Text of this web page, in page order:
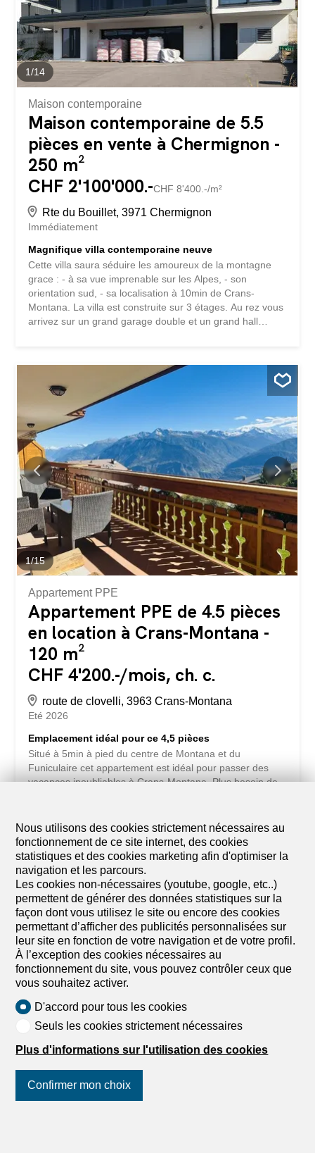
1/14
Maison contemporaine
Maison contemporaine de 5.5
pièces en vente à Chermignon -
250 m²
CHF 2'100'000.-CHF 8'400.-/m²
Rte du Bouillet, 3971 Chermignon
Immédiatement
Magnifique villa contemporaine neuve
Cette villa saura séduire les amoureux de la montagne
grace : - à sa vue imprenable sur les Alpes, - son
orientation sud, - sa localisation à 10min de Crans-
Montana. La villa est construite sur 3 étages. Au rez vous
arrivez sur un grand garage double et un grand hall
terrasse orientée sud. Il y a également une suite avec
salle de bain et dressing. Pour compléter un wc visiteur.
Au 2ème étage, 2 chambres doubles avec accès à une
grande terrasse sud et 1 grande salle de bain pour les 2
chambres. Il y a également une suite avec dressing et
salle de bain attenante. La villa est vendable en résidence
principale. Pour plus d'informations n'hésitez pas à nous
contacter.
1/15
Appartement PPE
Appartement PPE de 4.5 pièces
en location à Crans-Montana -
120 m²
CHF 4'200.-/mois, ch. c.
route de clovelli, 3963 Crans-Montana
Eté 2026
Emplacement idéal pour ce 4,5 pièces
Situé à 5min à pied du centre de Montana et du
Funiculaire cet appartement est idéal pour passer des
vacances inoubliables à Crans-Montana. Plus besoin de
une vue incroyable sur les montagnes. Il se compose
comme suit : 1 hall d'entrée avec armoire et wc visiteur 1
cuisine ouverte avec espace salle à manger 1 salon avec
accès au balcon/terrasse sud et pour plus de confort un
poêle suédois 1 chambre double orienté sud avec accès
au balcon 1 chambre double orienté ouest avec accès au
balcon 1 salle de bain avec colonne de lavage 1 suite
parental orienté sud avec salle de bain attenante Pour
compléter, il y a une cave et un local ski avec armoire à
chaussures séparée. Une place de parc intérieure et
extérieure sont également à disposition.
1/8
Appartement
Appartement de 4.5 pièces en
Nous utilisons des cookies strictement nécessaires au
fonctionnement de ce site internet, des cookies
statistiques et des cookies marketing afin d'optimiser la
navigation et les parcours.
Les cookies non-nécessaires (youtube, google, etc..)
permettent de générer des données statistiques sur la
façon dont vous utilisez le site ou encore des cookies
permettant d’afficher des publicités personnalisées sur
leur site en fonction de votre navigation et de votre profil.
À l’exception des cookies nécessaires au
fonctionnement du site, vous pouvez contrôler ceux que
vous souhaitez activer.
D'accord pour tous les cookies
Seuls les cookies strictement nécessaires
Plus d'informations sur l'utilisation des cookies
Confirmer mon choix